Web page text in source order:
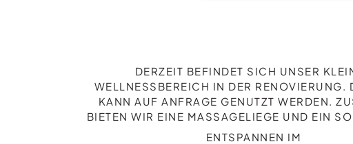
DERZEIT BEFINDET SICH UNSER
WELLNESSBEREICH IN DER RENOVIERUNG.
KANN AUF ANFRAGE GENUTZT WERDEN.
BIETEN WIR EINE MASSAGELIEGE UND EIN
ENTSPANNEN IM